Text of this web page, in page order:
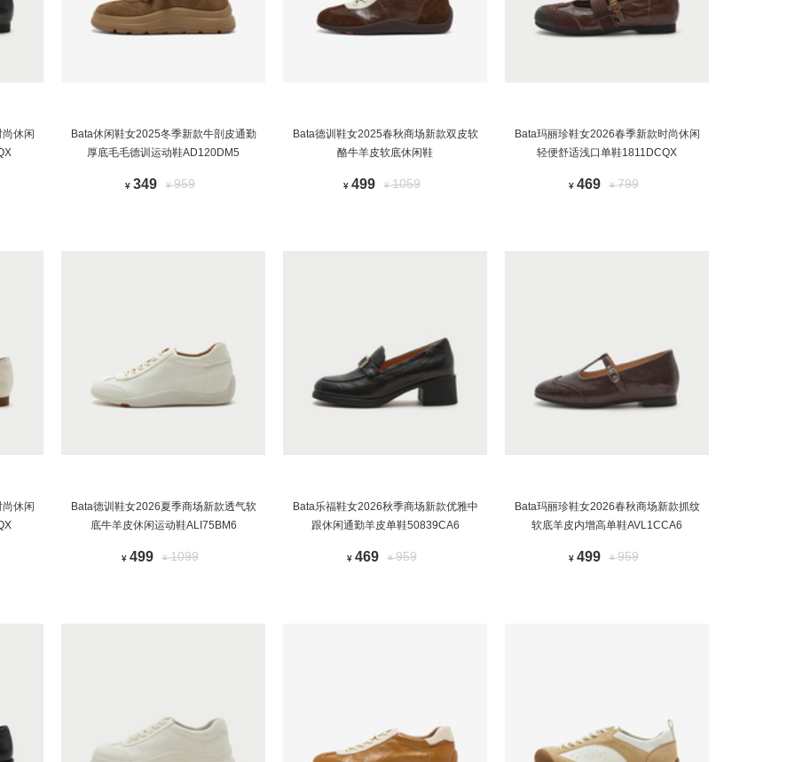
休闲
Bata休闲鞋女2025冬季新款牛剖皮通勤
厚底毛毛德训运动鞋AD120DM5
¥ 349 ¥959
Bata德训鞋女2025春秋商场新款双皮软
酪牛羊皮软底休闲鞋
¥ 499 ¥1059
Bata玛丽珍鞋女2026春季新款时尚休闲
轻便舒适浅口单鞋1811DCQX
¥ 469 ¥799
休闲
Bata德训鞋女2026夏季商场新款透气软
底牛羊皮休闲运动鞋ALI75BM6
¥ 499 ¥1099
Bata乐福鞋女2026秋季商场新款优雅中
跟休闲通勤羊皮单鞋50839CA6
¥ 469 ¥959
Bata玛丽珍鞋女2026春秋商场新款抓纹
软底羊皮内增高单鞋AVL1CCA6
¥ 499 ¥959